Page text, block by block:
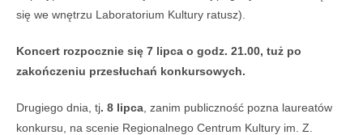
się we wnętrzu Laboratorium Kultury ratusz).
Koncert rozpocznie się 7 lipca o godz. 21.00, tuż po
zakończeniu przesłuchań konkursowych.
Drugiego dnia, tj. 8 lipca , zanim publiczność pozna laureatów
konkursu, na scenie Regionalnego Centrum Kultury im. Z.